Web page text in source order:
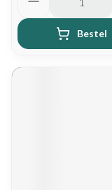
Bestel